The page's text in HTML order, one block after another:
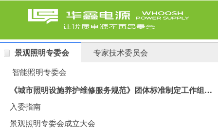
景观照明专委会
专家技术委员会
智能照明专委会
《城市照明设施养护维修服务规范》团体标准制定工作组会议在汉思集团胜利召开
入委指南
景观照明专委会成立大会